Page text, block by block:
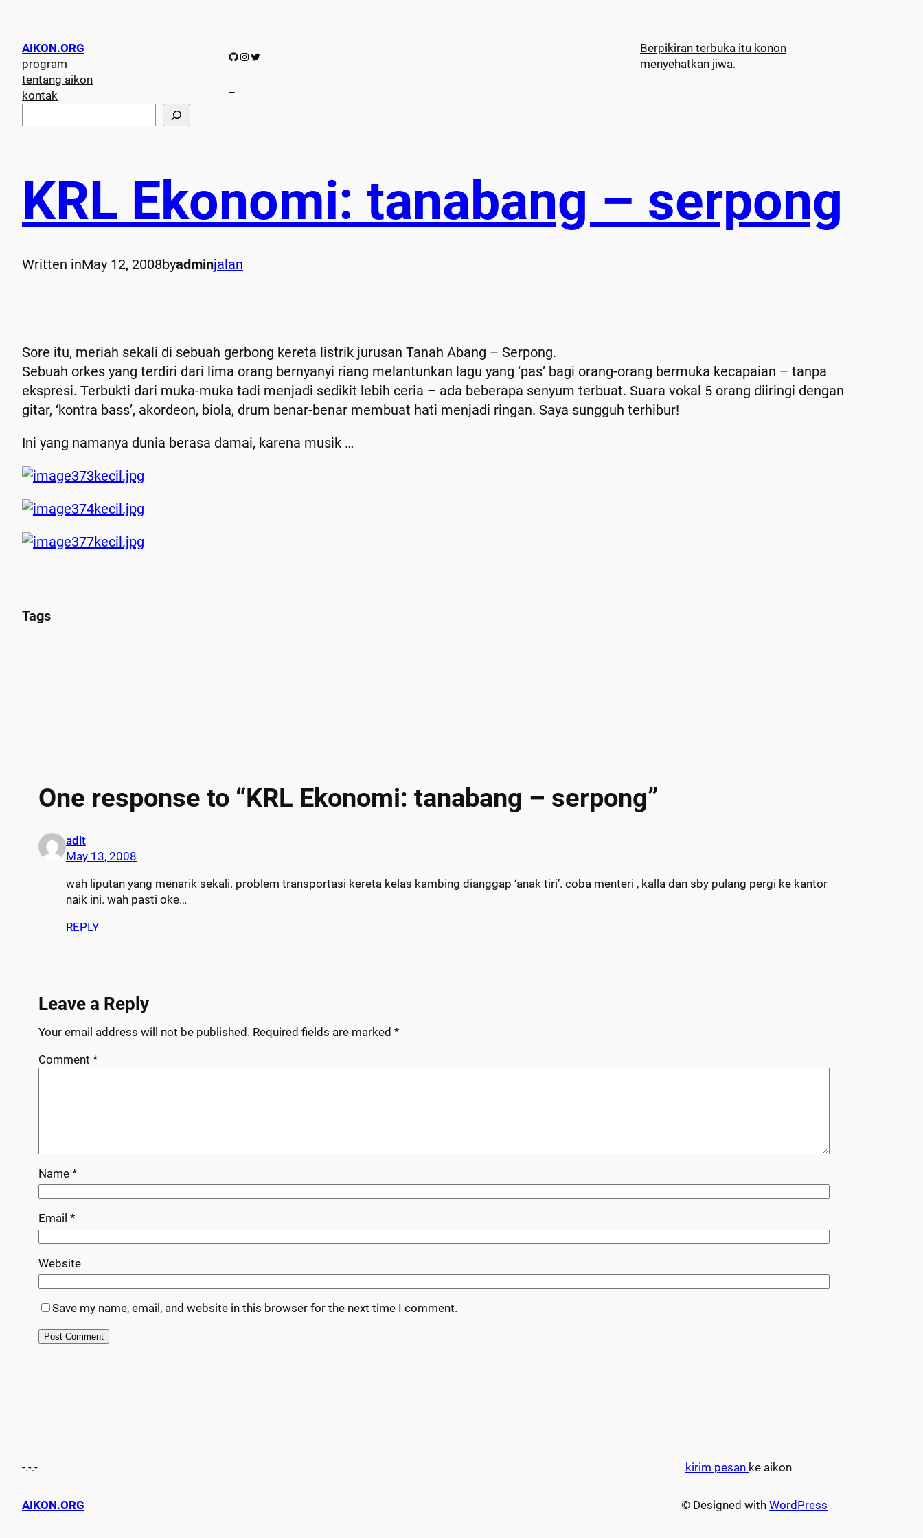
AIKON.ORG
program
tentang aikon
kontak
e
GitHub Instagram Twitter
–
Berpikiran terbuka itu konon
menyehatkan jiwa.
KRL Ekonomi: tanabang – serpong
Written inMay 12, 2008byadminjalan
Sore itu, meriah sekali di sebuah gerbong kereta listrik jurusan Tanah Abang – Serpong.
Sebuah orkes yang terdiri dari lima orang bernyanyi riang melantunkan lagu yang ‘pas’ bagi orang-orang bermuka kecapaian – tanpa
ekspresi. Terbukti dari muka-muka tadi menjadi sedikit lebih ceria – ada beberapa senyum terbuat. Suara vokal 5 orang diiringi dengan
gitar, ‘kontra bass’, akordeon, biola, drum benar-benar membuat hati menjadi ringan. Saya sungguh terhibur!
Ini yang namanya dunia berasa damai, karena musik …
Tags
One response to “KRL Ekonomi: tanabang – serpong”
adit
May 13, 2008
wah liputan yang menarik sekali. problem transportasi kereta kelas kambing dianggap ‘anak tiri’. coba menteri , kalla dan sby pulang pergi ke kantor
naik ini. wah pasti oke…
REPLY
Leave a Reply
Your email address will not be published. Required fields are marked *
Comment *
Name *
Email *
Website
Save my name, email, and website in this browser for the next time I comment.
-.-.- kirim pesan ke aikon
AIKON.ORG © Designed with WordPress